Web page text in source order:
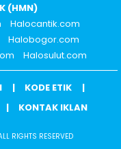
(HMN)
Halocantik.com
Halobogor.com
Halosulut.com
KODE ETIK
KONTAK IKLAN
RIGHTS RESERVED